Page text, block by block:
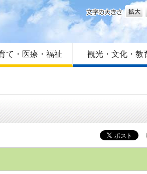
めての方へ
language
トマップ
文字の
て・医療・福祉 観光・文化・教